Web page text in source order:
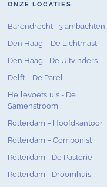
ONZE LOCATIES
Barendrecht– 3 ambachten
Den Haag – De Lichtmast
Den Haag - De Uitvinders
Delft – De Parel
Hellevoetsluis - De
Samenstroom
Rotterdam – Hoofdkantoor
Rotterdam – Componist
Rotterdam - De Pastorie
Rotterdam - Droomhuis